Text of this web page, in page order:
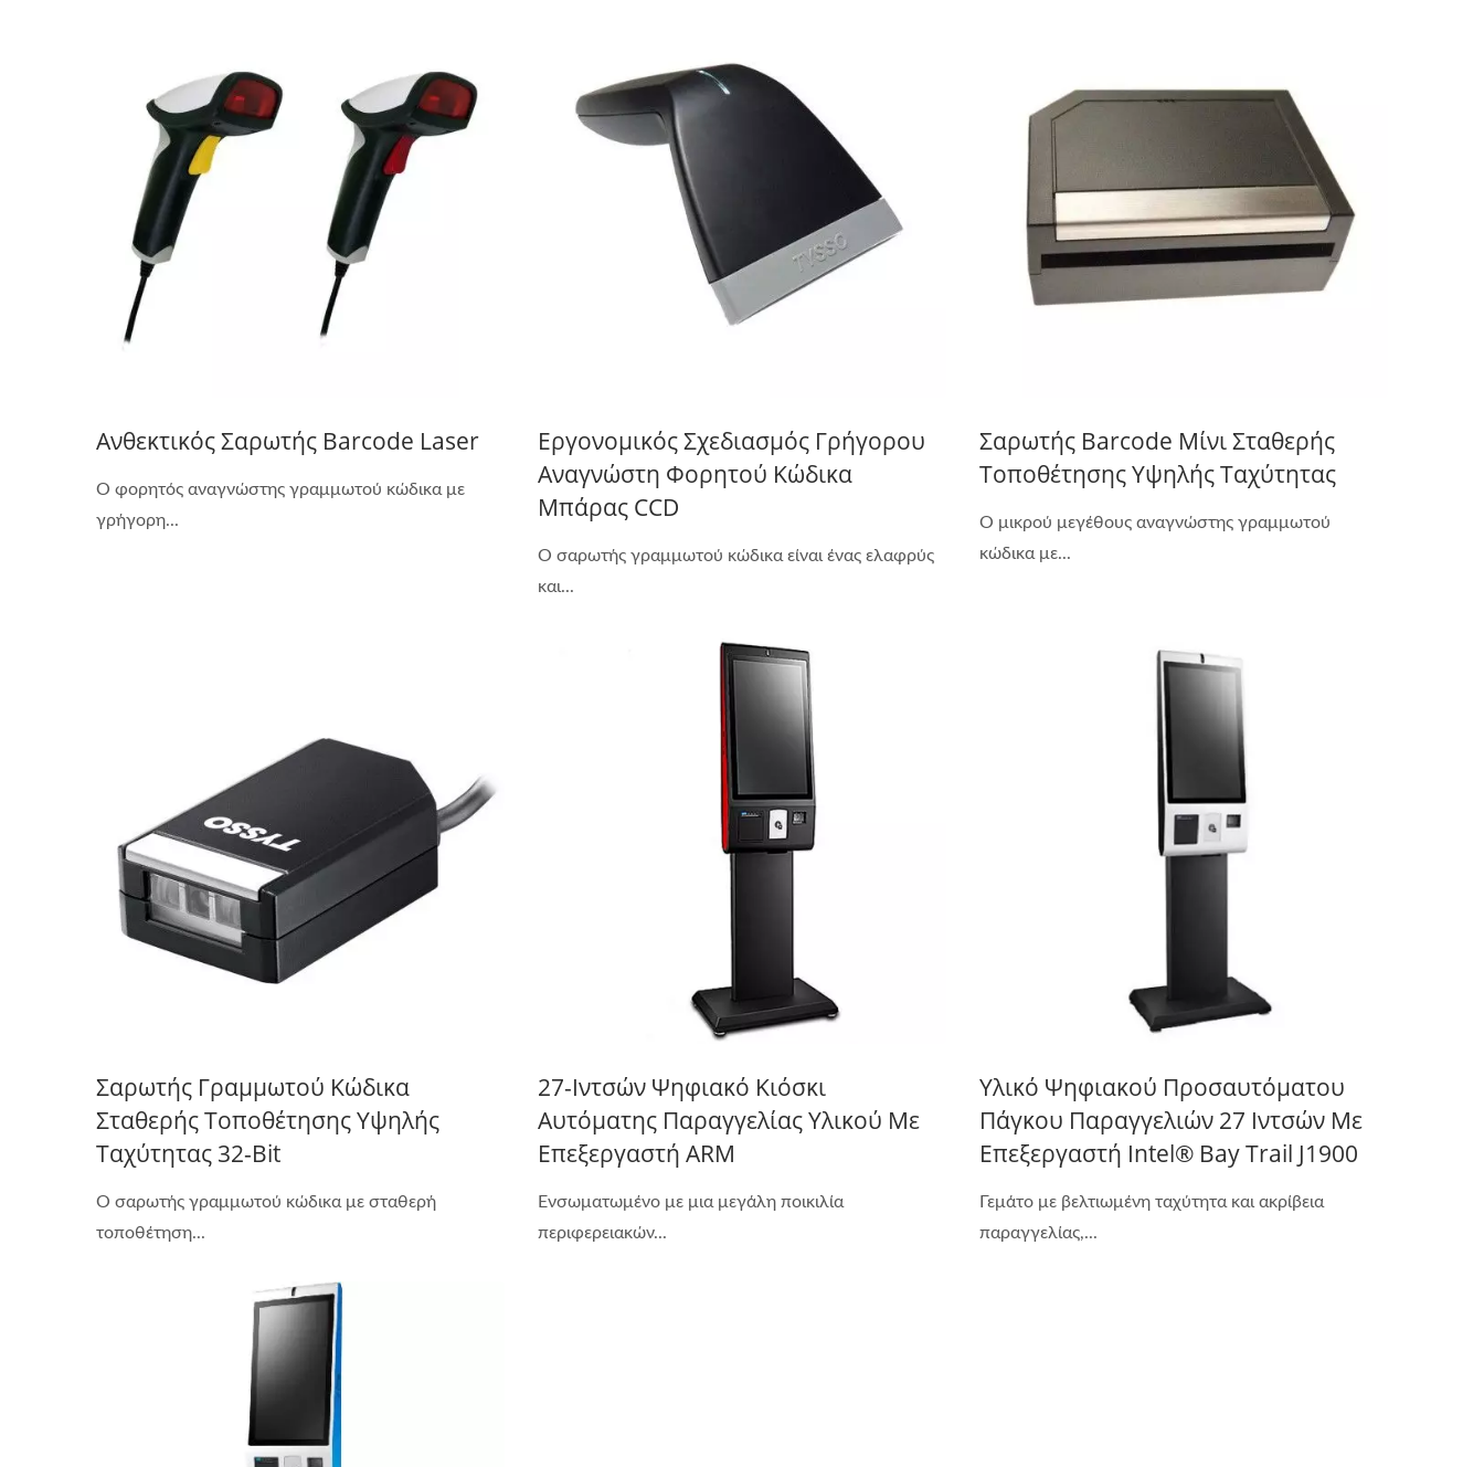
Ανθεκτικός Σαρωτής Barcode Laser
Ο φορητός αναγνώστης γραμμωτού κώδικα με
γρήγορη...
Εργονομικός Σχεδιασμός Γρήγορου
Αναγνώστη Φορητού Κώδικα
Μπάρας CCD
Ο σαρωτής γραμμωτού κώδικα είναι ένας ελαφρύς
και...
Σαρωτής Barcode Μίνι Σταθερής
Τοποθέτησης Υψηλής Ταχύτητας
Ο μικρού μεγέθους αναγνώστης γραμμωτού
κώδικα με...
Σαρωτής Γραμμωτού Κώδικα
Σταθερής Τοποθέτησης Υψηλής
Ταχύτητας 32-Bit
Ο σαρωτής γραμμωτού κώδικα με σταθερή
τοποθέτηση...
27-Ιντσών Ψηφιακό Κιόσκι
Αυτόματης Παραγγελίας Υλικού Με
Επεξεργαστή ARM
Ενσωματωμένο με μια μεγάλη ποικιλία
περιφερειακών...
Υλικό Ψηφιακού Προσαυτόματου
Πάγκου Παραγγελιών 27 Ιντσών Με
Επεξεργαστή Intel® Bay Trail J1900
Γεμάτο με βελτιωμένη ταχύτητα και ακρίβεια
παραγγελίας,...